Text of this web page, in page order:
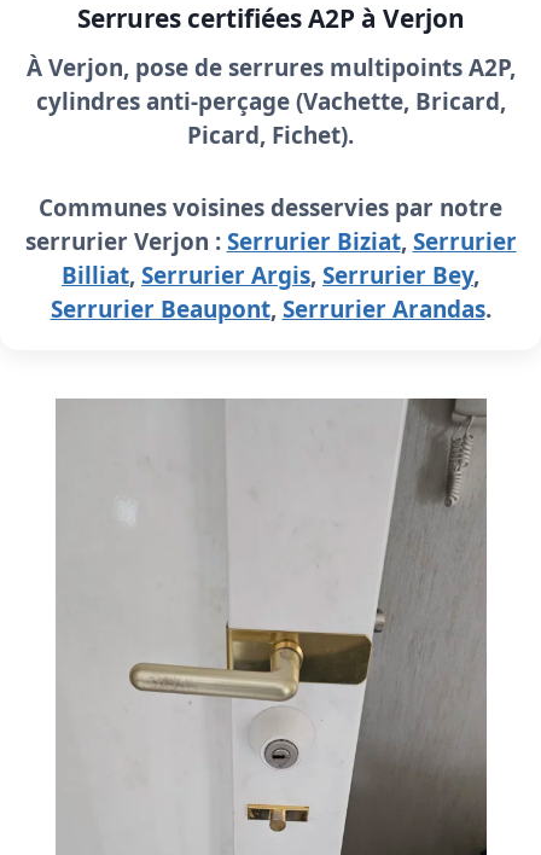
Serrures certifiées A2P à Verjon
À Verjon, pose de serrures multipoints A2P,
cylindres anti-perçage (Vachette, Bricard,
Picard, Fichet).
Communes voisines desservies par notre
serrurier Verjon :Serrurier Biziat, Serrurier
Billiat, Serrurier Argis, Serrurier Bey,
Serrurier Beaupont, Serrurier Arandas.